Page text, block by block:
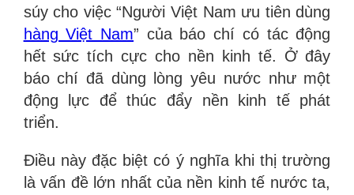
súy cho việc “Người Việt Nam ưu tiên dùng
hàng Việt Nam” của báo chí có tác động
hết sức tích cực cho nền kinh tế. Ở đây
báo chí đã dùng lòng yêu nước như một
động lực để thúc đẩy nền kinh tế phát
triển.
Điều này đặc biệt có ý nghĩa khi thị trường
là vấn đề lớn nhất của nền kinh tế nước ta,